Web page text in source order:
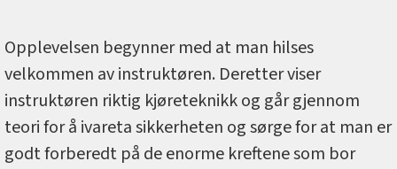
Opplevelsen begynner med at man hilses
velkommen av instruktøren. Deretter viser
instruktøren riktig kjøreteknikk og går gjennom
teori for å ivareta sikkerheten og sørge for at man er
godt forberedt på de enorme kreftene som bor